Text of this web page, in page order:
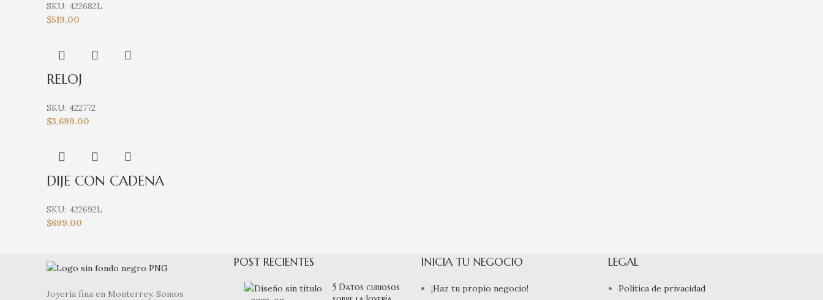
SKU: 422682L
$519.00
RELOJ
SKU: 422772
$3,699.00
DIJE CON CADENA
SKU: 422692L
$699.00
Joyería fina en Monterrey. Somos
POST RECIENTES
5 Datos curiosos
INICIA TU NEGOCIO
¡Haz tu propio negocio!
LEGAL
Política de privacidad